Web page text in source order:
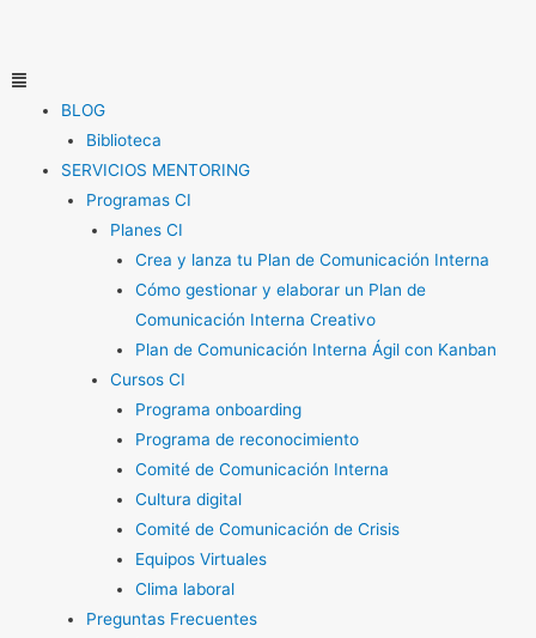
contenido
Menú
BLOG
Biblioteca
SERVICIOS MENTORING
Programas CI
Planes CI
Crea y lanza tu Plan de Comunicación Interna
Cómo gestionar y elaborar un Plan de
Comunicación Interna Creativo
Plan de Comunicación Interna Ágil con Kanban
Cursos CI
Programa onboarding
Programa de reconocimiento
Comité de Comunicación Interna
Cultura digital
Comité de Comunicación de Crisis
Equipos Virtuales
Clima laboral
Preguntas Frecuentes